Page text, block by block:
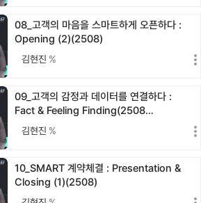
08_고객의 마음을 스마트하게 오픈하다 :
Opening (2)(2508)
김현진 %
09_고객의 감정과 데이터를 연결하다 :
Fact & Feeling Finding(2508…
김현진 %
10_SMART 계약체결 : Presentation &
Closing (1)(2508)